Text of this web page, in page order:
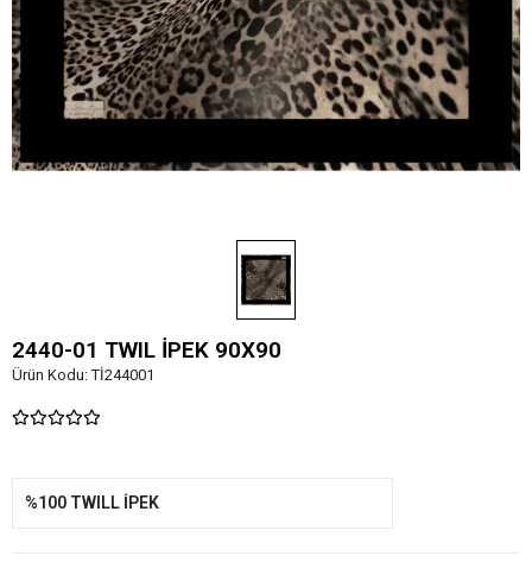
2440-01 TWIL İPEK 90X90
Ürün Kodu:Tİ244001
%100 TWILL İPEK